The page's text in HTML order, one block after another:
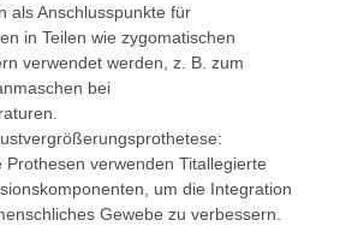
als Anschlusspunkte für
in Teilen wie zygomatischen
verwendet werden, z. B. zum
bei
Prothesen verwenden Titallegierte
um die Integration
Gewebe zu verbessern.